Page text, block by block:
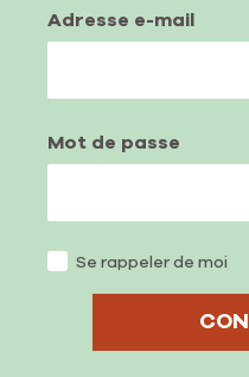
Adresse e-mail
Mot de passe
Se rappeler de moi